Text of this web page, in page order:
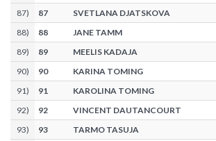
87) 87
SVETLANA DJATSKOVA
88) 88
JANE TAMM
89) 89
MEELIS KADAJA
90) 90
KARINA TOMING
91) 91
KAROLINA TOMING
92) 92
VINCENT DAUTANCOURT
93) 93 TARMO TASUJA